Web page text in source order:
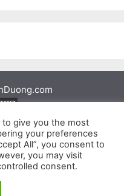
- Bảo Mật Thông Tin
tin mang tính tham
nhà khoa học công bố,
nay nó có vẻ đúng
và không còn đúng.
nếu bạn áp dụng những
give you the most
your preferences
All”, you consent to
you may visit
consent.